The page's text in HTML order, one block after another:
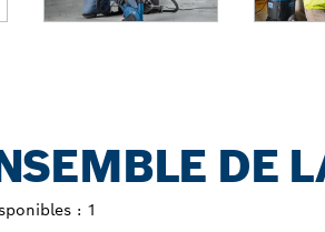
DE
: 1